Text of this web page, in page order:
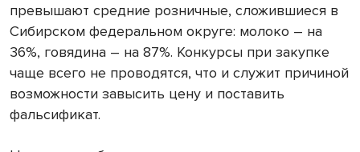
превышают средние розничные, сложившиеся в
Сибирском федеральном округе: молоко – на
36%, говядина – на 87%. Конкурсы при закупке
чаще всего не проводятся, что и служит причиной
возможности завысить цену и поставить
фальсификат.